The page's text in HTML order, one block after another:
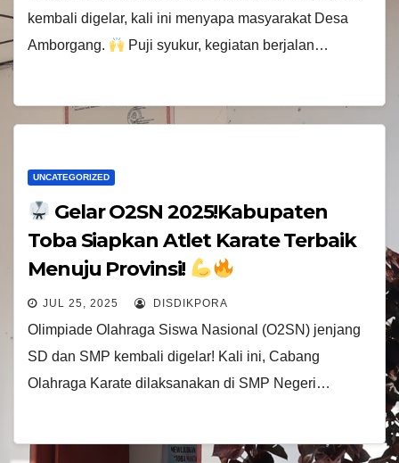
kembali digelar, kali ini menyapa masyarakat Desa
Amborgang.
Puji syukur, kegiatan berjalan…
UNCATEGORIZED
Gelar O2SN 2025!Kabupaten
Toba Siapkan Atlet Karate Terbaik
Menuju Provinsi!
JUL 25, 2025 DISDIKPORA
Olimpiade Olahraga Siswa Nasional (O2SN) jenjang
SD dan SMP kembali digelar! Kali ini, Cabang
Olahraga Karate dilaksanakan di SMP Negeri…